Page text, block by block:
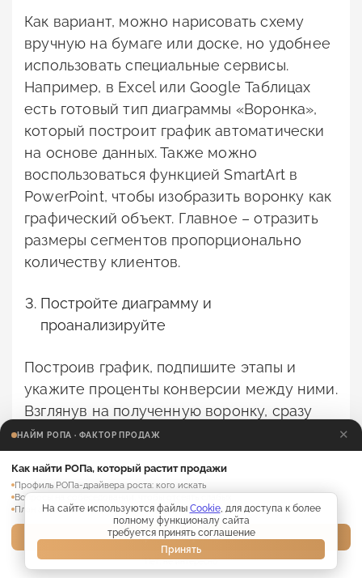
Как вариант, можно нарисовать схему
вручную на бумаге или доске, но удобнее
использовать специальные сервисы.
Например, в Excel или Google Таблицах
есть готовый тип диаграммы «Воронка»,
который построит график автоматически
на основе данных. Также можно
воспользоваться функцией SmartArt в
PowerPoint, чтобы изобразить воронку как
графический объект. Главное – отразить
размеры сегментов пропорционально
количеству клиентов.
Постройте диаграмму и
проанализируйте
Построив график, подпишите этапы и
укажите проценты конверсии между ними.
Взглянув на полученную воронку, сразу
видно, как она выглядит: где самый
широкий сегмент и на каком шаге он
сильно сужается. Проанализируйте,
почему здесь уходит много людей, и
придумайте, что можно сделать, чтобы
улучшить этот этап.
НАЙМ РОПА · ФАКТОР ПРОДАЖ ✕
Как найти РОПа, который растит продажи
Профиль РОПа-драйвера роста: кого искать
Вопросы на собеседовании, чтобы отсеять слабых
План адаптации нового РОПа на 30 дней
Забрать материалы →
Нет, не интересно
На сайте используются файлы Cookie, для доступа к более
полному функционалу сайта
требуется принять соглашение
Принять